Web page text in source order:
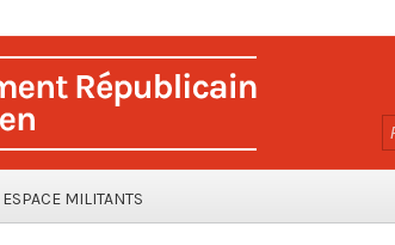
ESPACE MILITANTS